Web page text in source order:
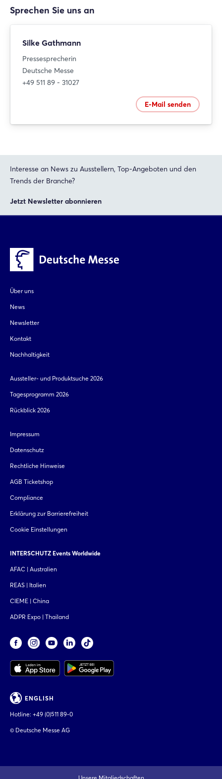
Sprechen Sie uns an
Silke Gathmann
Pressesprecherin
Deutsche Messe
+49 511 89 - 31027
E-Mail senden
Interesse an News zu Ausstellern, Top-Angeboten und den
Trends der Branche?
Jetzt Newsletter abonnieren
Über uns
News
Newsletter
Kontakt
Nachhaltigkeit
Aussteller- und Produktsuche 2026
Tagesprogramm 2026
Rückblick 2026
Impressum
Datenschutz
Rechtliche Hinweise
AGB Ticketshop
Compliance
Erklärung zur Barrierefreiheit
Cookie Einstellungen
INTERSCHUTZ Events Worldwide
AFAC | Australien
REAS | Italien
CIEME | China
ADPR Expo | Thailand
ENGLISH
Hotline: +49 (0)511 89-0
© Deutsche Messe AG